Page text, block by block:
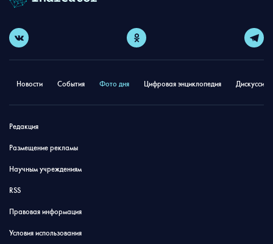
Новости События Фото дня Цифровая энциклопедия
Редакция
Размещение рекламы
Научным учреждениям
RSS
Правовая информация
Условия использования